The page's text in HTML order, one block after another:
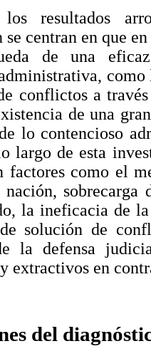
los resultados
centran en que
de una
conflictos a
de una
lo contencioso
largo de esta
factores como el
sobrecarga
la ineficacia de
solución de
la defensa
extractivos en
del